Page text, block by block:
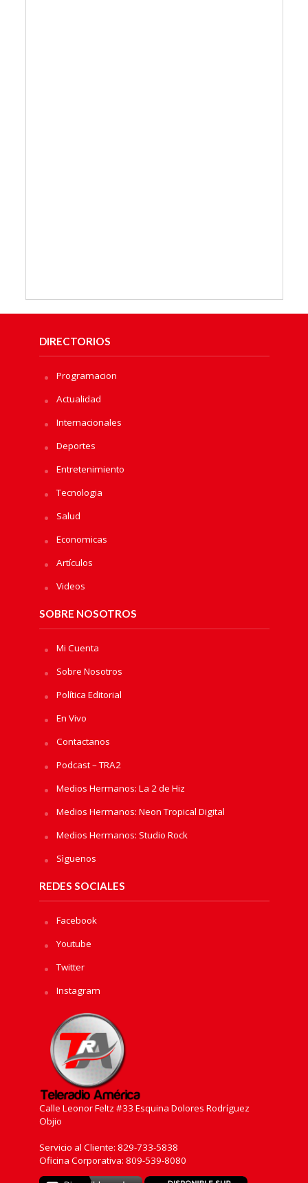
DIRECTORIOS
Programacion
Actualidad
Internacionales
Deportes
Entretenimiento
Tecnologia
Salud
Economicas
Artículos
Videos
SOBRE NOSOTROS
Mi Cuenta
Sobre Nosotros
Política Editorial
En Vivo
Contactanos
Podcast – TRA2
Medios Hermanos: La 2 de Hiz
Medios Hermanos: Neon Tropical Digital
Medios Hermanos: Studio Rock
Sìguenos
REDES SOCIALES
Facebook
Youtube
Twitter
Instagram
Calle Leonor Feltz #33 Esquina Dolores Rodríguez
Objio
Servicio al Cliente: 829-733-5838
Oficina Corporativa: 809-539-8080